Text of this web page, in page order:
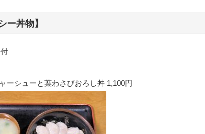
ー丼物】
ーシューと葉わさびおろし丼 1,100円